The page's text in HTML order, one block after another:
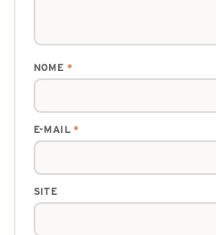
NOME *
E-MAIL*
SITE